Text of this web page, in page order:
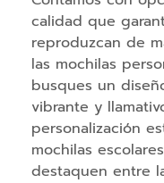
calidad que
reproduzcan de
las mochilas
busques un
vibrante y
personalización
mochilas
destaquen entre